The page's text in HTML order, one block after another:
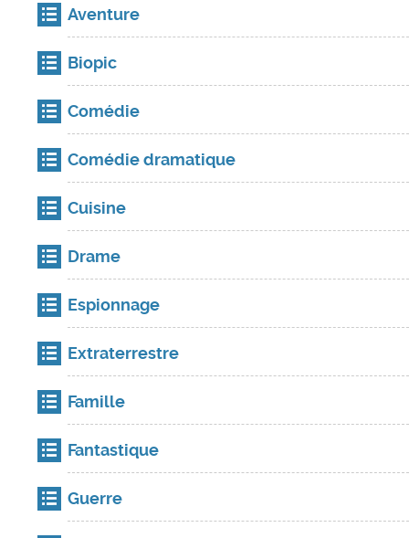
Aventure
Biopic
Comédie
Comédie dramatique
Cuisine
Drame
Espionnage
Extraterrestre
Famille
Fantastique
Guerre